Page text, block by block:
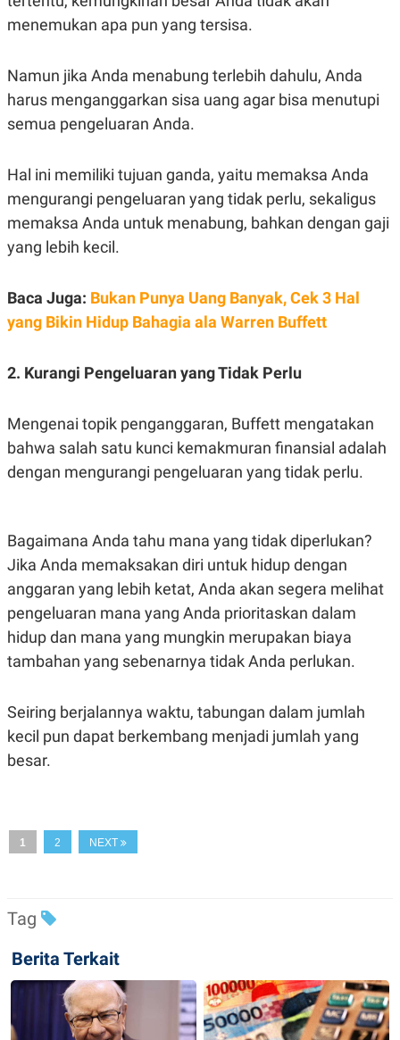
E
S
T
P
E
M
N
A
VL
A
K
R
R
S
I
S
K
E
E
I
A
A
V
E
E
S
T
A
R
KANAL
T
D
E
S
K
O
T
N
L
I
S
U
S
menemukan apa pun yang tersisa.
Namun jika Anda menabung terlebih dahulu, Anda
harus menganggarkan sisa uang agar bisa menutupi
semua pengeluaran Anda.
Hal ini memiliki tujuan ganda, yaitu memaksa Anda
mengurangi pengeluaran yang tidak perlu, sekaligus
memaksa Anda untuk menabung, bahkan dengan gaji
yang lebih kecil.
Baca Juga: Bukan Punya Uang Banyak, Cek 3 Hal
yang Bikin Hidup Bahagia ala Warren Buffett
2. Kurangi Pengeluaran yang Tidak Perlu
Mengenai topik penganggaran, Buffett mengatakan
bahwa salah satu kunci kemakmuran finansial adalah
dengan mengurangi pengeluaran yang tidak perlu.
Bagaimana Anda tahu mana yang tidak diperlukan?
Jika Anda memaksakan diri untuk hidup dengan
anggaran yang lebih ketat, Anda akan segera melihat
pengeluaran mana yang Anda prioritaskan dalam
hidup dan mana yang mungkin merupakan biaya
tambahan yang sebenarnya tidak Anda perlukan.
Seiring berjalannya waktu, tabungan dalam jumlah
kecil pun dapat berkembang menjadi jumlah yang
besar.
1 2 NEXT
Tag
Berita Terkait